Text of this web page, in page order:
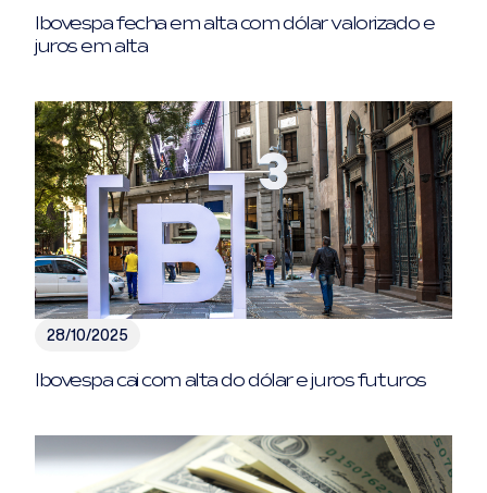
Ibovespa fecha em alta com dólar valorizado e
juros em alta
28/10/2025
Ibovespa cai com alta do dólar e juros futuros